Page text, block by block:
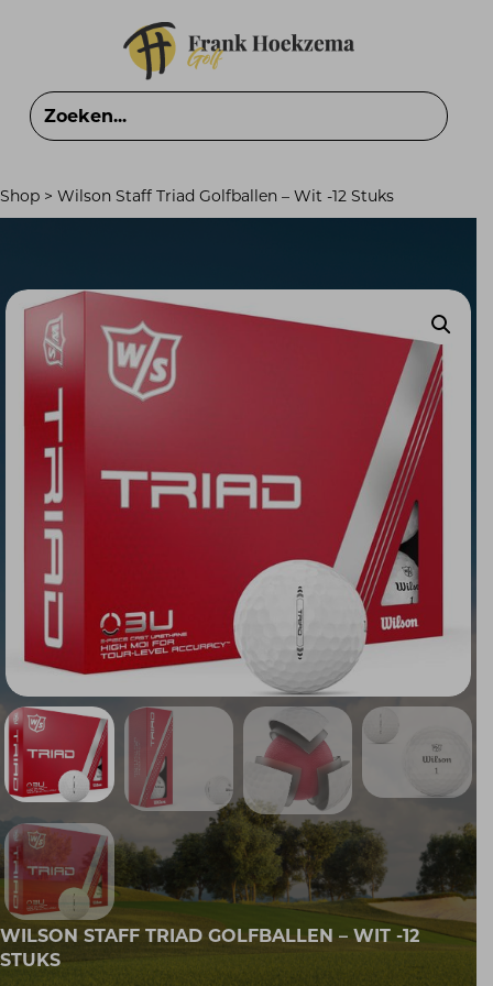
Shop > Wilson Staff Triad Golfballen – Wit -12 Stuks
WILSON STAFF TRIAD GOLFBALLEN – WIT -12
STUKS